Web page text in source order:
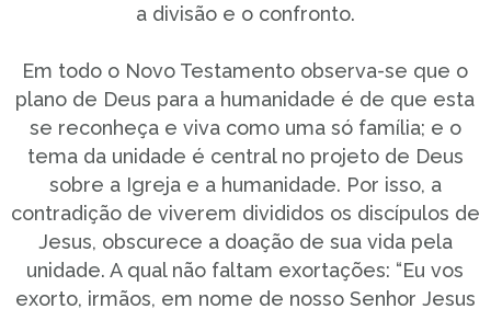
a divisão e o confronto.
Em todo o Novo Testamento observa-se que o
plano de Deus para a humanidade é de que esta
se reconheça e viva como uma só família; e o
tema da unidade é central no projeto de Deus
sobre a Igreja e a humanidade. Por isso, a
contradição de viverem divididos os discípulos de
Jesus, obscurece a doação de sua vida pela
unidade. A qual não faltam exortações: “Eu vos
exorto, irmãos, em nome de nosso Senhor Jesus